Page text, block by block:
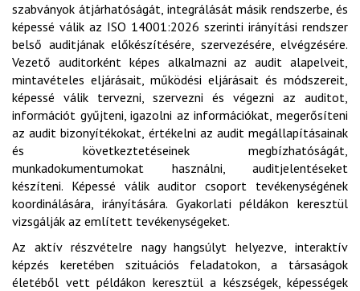
szabványok átjárhatóságát, integrálását másik rendszerbe, és
képessé válik az ISO 14001:2026 szerinti irányítási rendszer
belső auditjának előkészítésére, szervezésére, elvégzésére.
Vezető auditorként képes alkalmazni az audit alapelveit,
mintavételes eljárásait, működési eljárásait és módszereit,
képessé válik tervezni, szervezni és végezni az auditot,
információt gyűjteni, igazolni az információkat, megerősíteni
az audit bizonyítékokat, értékelni az audit megállapításainak
és következtetéseinek megbízhatóságát,
munkadokumentumokat használni, auditjelentéseket
készíteni. Képessé válik auditor csoport tevékenységének
koordinálására, irányítására. Gyakorlati példákon keresztül
vizsgálják az említett tevékenységeket.
Az aktív részvételre nagy hangsúlyt helyezve, interaktív
képzés keretében szituációs feladatokon, a társaságok
életéből vett példákon keresztül a készségek, képességek